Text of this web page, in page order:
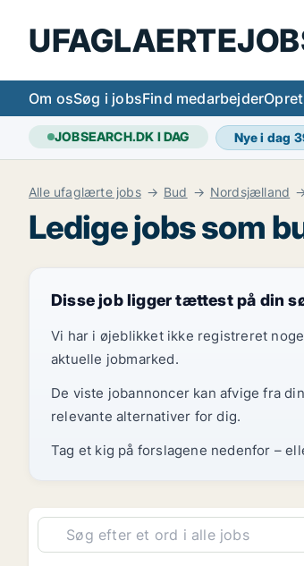
Om osSøg i jobsFind medarbejder
JOBSEARCH.DK I DAG Nye i dag
Alle ufaglærte jobs Bud Nordsjælland
Ledige jobs som
Disse job ligger tættest på din
Vi har i øjeblikket ikke registreret
aktuelle jobmarked.
De viste jobannoncer kan afvige fra
relevante alternativer for dig.
Tag et kig på forslagene nedenfor –